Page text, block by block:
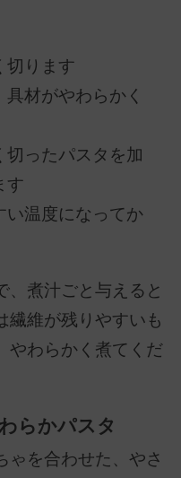
切ります
材がやわらかく
切ったパスタを加
す
い温度になってか
、煮汁ごと与えると
繊維が残りやすいも
やわらかく煮てくだ
らかパスタ
ゃを合わせた、やさ